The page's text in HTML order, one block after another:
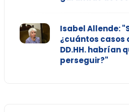
Isabel Allende:
¿cuántos casos
DD.HH. habrían
perseguir?"